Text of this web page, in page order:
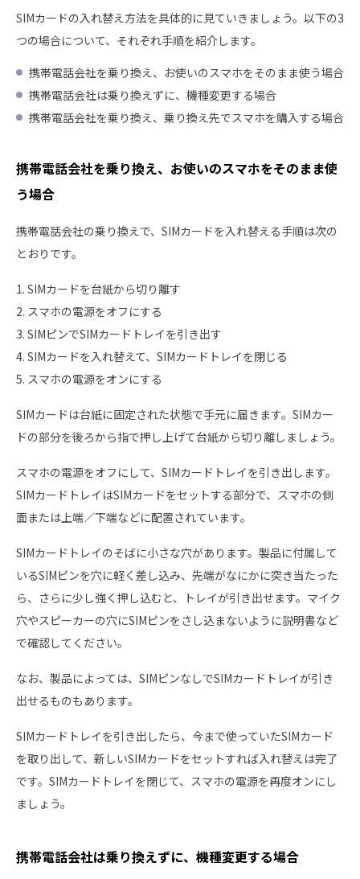
SIMカードの入れ替え方法を具体的に見ていきましょう。以下の3
つの場合について、それぞれ手順を紹介します。
携帯電話会社を乗り換え、お使いのスマホをそのまま使う場合
携帯電話会社は乗り換えずに、機種変更する場合
携帯電話会社を乗り換え、乗り換え先でスマホを購入する場合
携帯電話会社を乗り換え、お使いのスマホをそのまま使
う場合
携帯電話会社の乗り換えで、SIMカードを入れ替える手順は次の
とおりです。
1. SIMカードを台紙から切り離す
2. スマホの電源をオフにする
3. SIMピンでSIMカードトレイを引き出す
4. SIMカードを入れ替えて、SIMカードトレイを閉じる
5. スマホの電源をオンにする
SIMカードは台紙に固定された状態で手元に届きます。SIMカー
ドの部分を後ろから指で押し上げて台紙から切り離しましょう。
スマホの電源をオフにして、SIMカードトレイを引き出します。
SIMカードトレイはSIMカードをセットする部分で、スマホの側
面または上端／下端などに配置されています。
SIMカードトレイのそばに小さな穴があります。製品に付属して
いるSIMピンを穴に軽く差し込み、先端がなにかに突き当たった
ら、さらに少し強く押し込むと、トレイが引き出せます。マイク
穴やスピーカーの穴にSIMピンをさし込まないように説明書など
で確認してください。
なお、製品によっては、SIMピンなしでSIMカードトレイが引き
出せるものもあります。
SIMカードトレイを引き出したら、今まで使っていたSIMカード
を取り出して、新しいSIMカードをセットすれば入れ替えは完了
です。SIMカードトレイを閉じて、スマホの電源を再度オンにし
ましょう。
携帯電話会社は乗り換えずに、機種変更する場合